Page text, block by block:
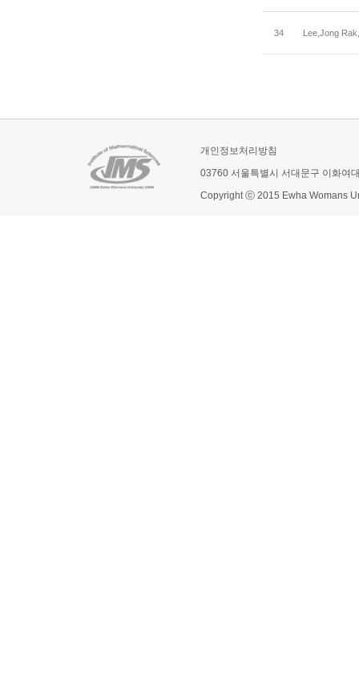
34 Lee,Jong Rak,
개인정보처리방침
03760 서울특별시 서대문구 이화여
Copyright ⓒ 2015 Ewha Womans